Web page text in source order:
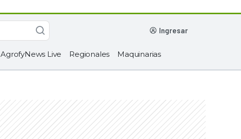
ingresar
AgrofyNews Live Regionales Maquinarias